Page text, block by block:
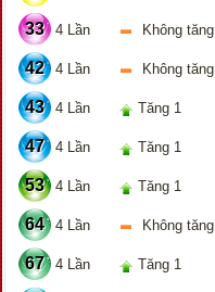
33 4 Lần Không tăng
42 4 Lần Không tăng
43 4 Lần Tăng 1
47 4 Lần Tăng 1
53 4 Lần Tăng 1
64 4 Lần Không tăng
67 4 Lần Tăng 1